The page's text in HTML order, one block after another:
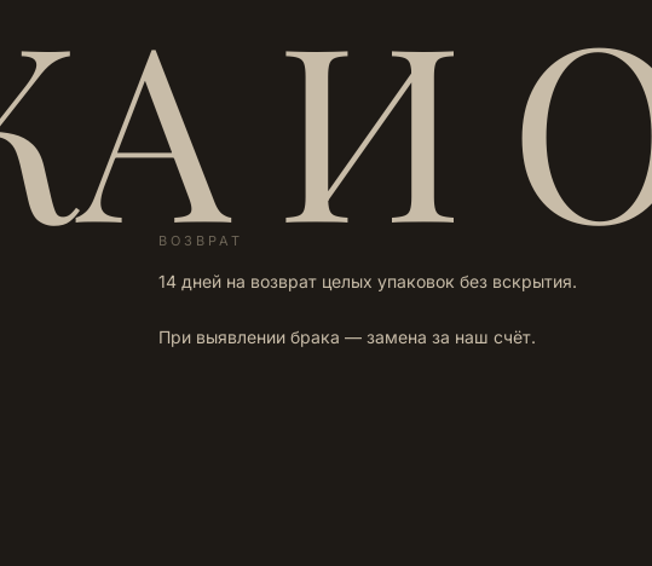
И
ВОЗВРАТ
14 дней на возврат целых упаковок без вскрытия.
При выявлении брака — замена за наш счёт.